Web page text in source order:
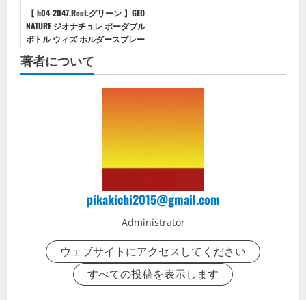
【 h04-2047.Rect.グリーン 】GEO
NATURE ジオナチュレ ポーダブル
ボトル ウィズ ホルダースプレー
ナチュレ ポータブルボトル GEO
NA...
著者について
pikakichi2015@gmail.com
Administrator
ウェブサイトにアクセスしてください
すべての投稿を表示します